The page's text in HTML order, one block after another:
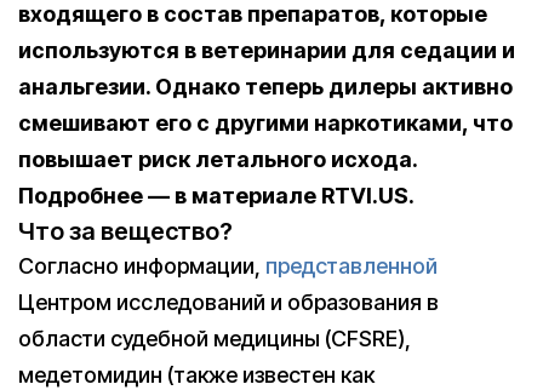
входящего в состав препаратов, которые
используются в ветеринарии для седации и
анальгезии. Однако теперь дилеры активно
смешивают его с другими наркотиками, что
повышает риск летального исхода.
Подробнее — в материале RTVI.US.
Что за вещество?
Согласно информации, представленной
Центром исследований и образования в
области судебной медицины (CFSRE),
медетомидин (также известен как